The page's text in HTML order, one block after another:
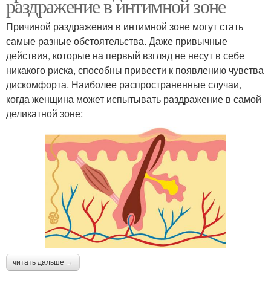
раздражение в интимной зоне
Причиной раздражения в интимной зоне могут стать
самые разные обстоятельства. Даже привычные
действия, которые на первый взгляд не несут в себе
никакого риска, способны привести к появлению чувства
дискомфорта. Наиболее распространенные случаи,
когда женщина может испытывать раздражение в самой
деликатной зоне:
читать дальше →